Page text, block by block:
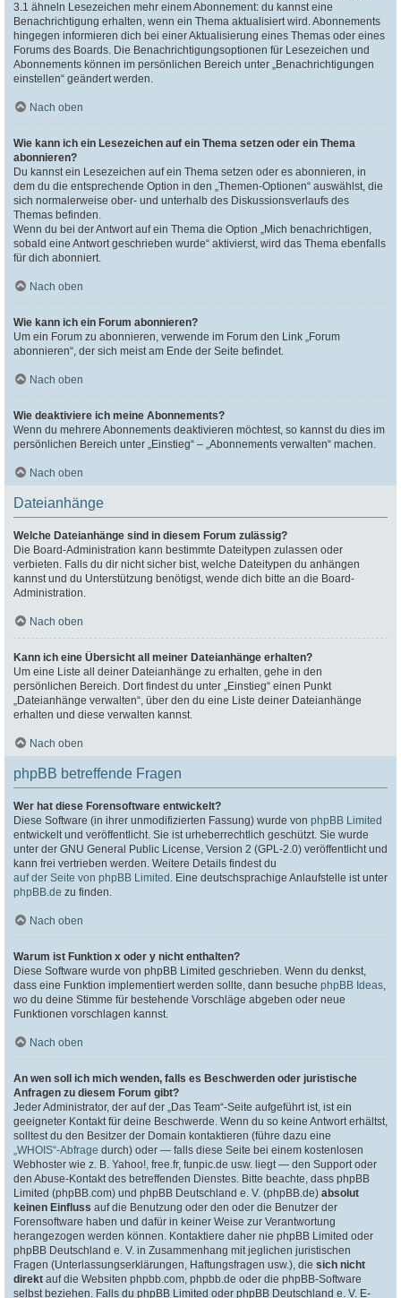
3.1 ähneln Lesezeichen mehr einem Abonnement: du kannst eine
Benachrichtigung erhalten, wenn ein Thema aktualisiert wird. Abonnements
hingegen informieren dich bei einer Aktualisierung eines Themas oder eines
Forums des Boards. Die Benachrichtigungsoptionen für Lesezeichen und
Abonnements können im persönlichen Bereich unter „Benachrichtigungen
einstellen“ geändert werden.
Nach oben
Wie kann ich ein Lesezeichen auf ein Thema setzen oder ein Thema
abonnieren?
Du kannst ein Lesezeichen auf ein Thema setzen oder es abonnieren, in
dem du die entsprechende Option in den „Themen-Optionen“ auswählst, die
sich normalerweise ober- und unterhalb des Diskussionsverlaufs des
Themas befinden.
Wenn du bei der Antwort auf ein Thema die Option „Mich benachrichtigen,
sobald eine Antwort geschrieben wurde“ aktivierst, wird das Thema ebenfalls
für dich abonniert.
Nach oben
Wie kann ich ein Forum abonnieren?
Um ein Forum zu abonnieren, verwende im Forum den Link „Forum
abonnieren“, der sich meist am Ende der Seite befindet.
Nach oben
Wie deaktiviere ich meine Abonnements?
Wenn du mehrere Abonnements deaktivieren möchtest, so kannst du dies im
persönlichen Bereich unter „Einstieg“ – „Abonnements verwalten“ machen.
Nach oben
Dateianhänge
Welche Dateianhänge sind in diesem Forum zulässig?
Die Board-Administration kann bestimmte Dateitypen zulassen oder
verbieten. Falls du dir nicht sicher bist, welche Dateitypen du anhängen
kannst und du Unterstützung benötigst, wende dich bitte an die Board-
Administration.
Nach oben
Kann ich eine Übersicht all meiner Dateianhänge erhalten?
Um eine Liste all deiner Dateianhänge zu erhalten, gehe in den
persönlichen Bereich. Dort findest du unter „Einstieg“ einen Punkt
„Dateianhänge verwalten“, über den du eine Liste deiner Dateianhänge
erhalten und diese verwalten kannst.
Nach oben
phpBB betreffende Fragen
Wer hat diese Forensoftware entwickelt?
Diese Software (in ihrer unmodifizierten Fassung) wurde von phpBB Limited
entwickelt und veröffentlicht. Sie ist urheberrechtlich geschützt. Sie wurde
unter der GNU General Public License, Version 2 (GPL-2.0) veröffentlicht und
kann frei vertrieben werden. Weitere Details findest du
auf der Seite von phpBB Limited . Eine deutschsprachige Anlaufstelle ist unter
phpBB.de zu finden.
Nach oben
Warum ist Funktion x oder y nicht enthalten?
Diese Software wurde von phpBB Limited geschrieben. Wenn du denkst,
dass eine Funktion implementiert werden sollte, dann besuche phpBB Ideas,
wo du deine Stimme für bestehende Vorschläge abgeben oder neue
Funktionen vorschlagen kannst.
Nach oben
An wen soll ich mich wenden, falls es Beschwerden oder juristische
Anfragen zu diesem Forum gibt?
Jeder Administrator, der auf der „Das Team“-Seite aufgeführt ist, ist ein
geeigneter Kontakt für deine Beschwerde. Wenn du so keine Antwort erhältst,
solltest du den Besitzer der Domain kontaktieren (führe dazu eine
„WHOIS“-Abfrage durch) oder — falls diese Seite bei einem kostenlosen
Webhoster wie z. B. Yahoo!, free.fr, funpic.de usw. liegt — den Support oder
den Abuse-Kontakt des betreffenden Dienstes. Bitte beachte, dass phpBB
Limited (phpBB.com) und phpBB Deutschland e. V. (phpBB.de) absolut
keinen Einfluss auf die Benutzung oder den oder die Benutzer der
Forensoftware haben und dafür in keiner Weise zur Verantwortung
herangezogen werden können. Kontaktiere daher nie phpBB Limited oder
phpBB Deutschland e. V. in Zusammenhang mit jeglichen juristischen
Fragen (Unterlassungserklärungen, Haftungsfragen usw.), die sich nicht
direkt auf die Websiten phpbb.com, phpbb.de oder die phpBB-Software
selbst beziehen. Falls du phpBB Limited oder phpBB Deutschland e. V. E-